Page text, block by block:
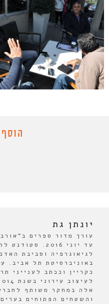
יונתן גת
עד יוני 2016.
לגיאוגרפיה וסביבת
באוניברסיטת תל אביב.
כקריין וככתב לענייני
אלה במחקר משותף
והשטחים הפתוחים